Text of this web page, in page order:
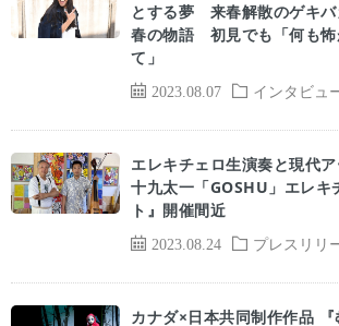
2023.08.07 インタビュ
とする夢 来春解散のゲキバ
春の物語 初見でも「何も怖
て」
2023.08.24 プレスリリ
エレキチェロ生演奏と現代
十九太一「GOSHU」エレキ
ト』開催間近
カナダ×日本共同制作作品